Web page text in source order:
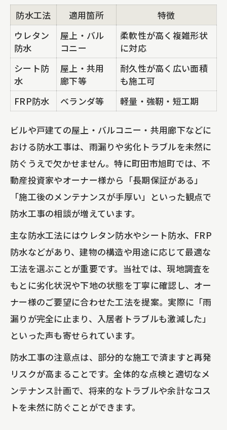
防水工法 適用箇所
特徴
ウレタン
防水
屋上・バル
コニー
柔軟性が高く複雑形状
に対応
シート防
水
屋上・共用
廊下等
耐久性が高く広い面積
も施工可
FRP防水
ベランダ等 軽量・強靭・短工期
ビルや戸建ての屋上・バルコニー・共用廊下などに
おける防水工事は、雨漏りや劣化トラブルを未然に
防ぐうえで欠かせません。特に町田市旭町では、不
動産投資家やオーナー様から「長期保証がある」
「施工後のメンテナンスが手厚い」といった観点で
防水工事の相談が増えています。
主な防水工法にはウレタン防水やシート防水、FRP
防水などがあり、建物の構造や用途に応じて最適な
工法を選ぶことが重要です。当社では、現地調査を
もとに劣化状況や下地の状態を丁寧に確認し、オー
ナー様のご要望に合わせた工法を提案。実際に「雨
漏りが完全に止まり、入居者トラブルも激減した」
といった声も寄せられています。
防水工事の注意点は、部分的な施工で済ますと再発
リスクが高まることです。全体的な点検と適切なメ
ンテナンス計画で、将来的なトラブルや余計なコス
トを未然に防ぐことができます。